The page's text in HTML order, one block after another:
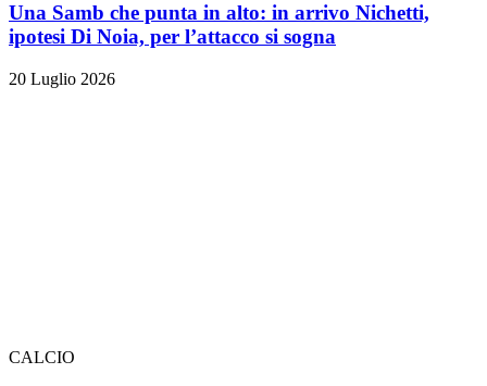
Una Samb che punta in alto: in arrivo Nichetti,
ipotesi Di Noia, per l’attacco si sogna
20 Luglio 2026
CALCIO